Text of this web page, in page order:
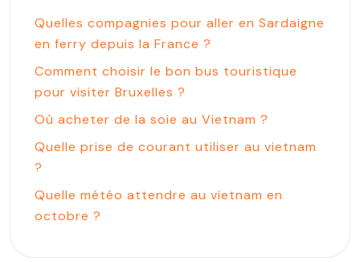
Quelles compagnies pour aller en Sardaigne
en ferry depuis la France ?
Comment choisir le bon bus touristique
pour visiter Bruxelles ?
Où acheter de la soie au Vietnam ?
Quelle prise de courant utiliser au vietnam
?
Quelle météo attendre au vietnam en
octobre ?